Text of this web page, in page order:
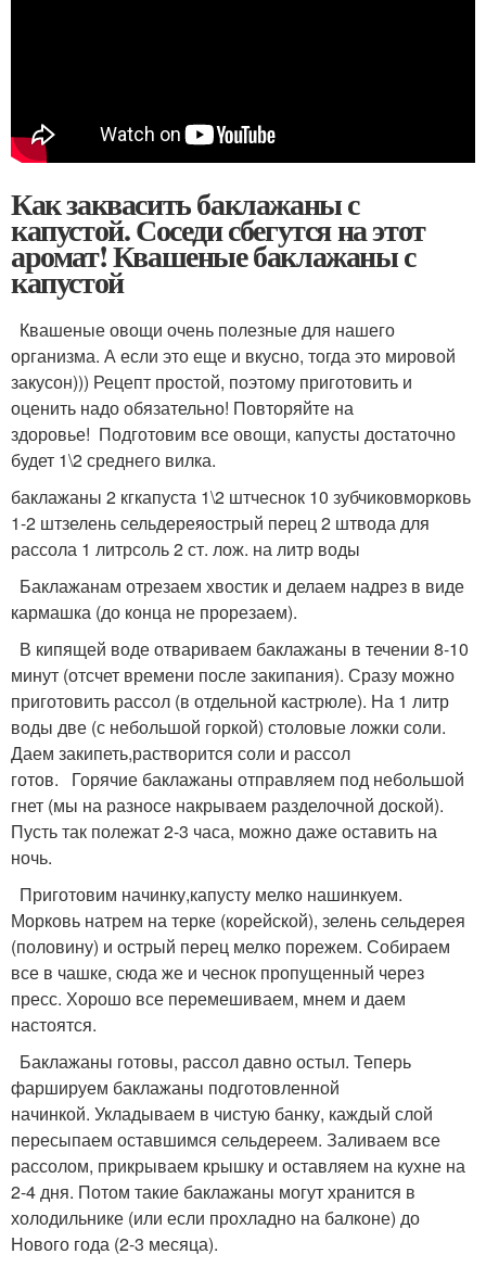
Как заквасить баклажаны с
капустой. Соседи сбегутся на этот
аромат! Квашеные баклажаны с
капустой
Квашеные овощи очень полезные для нашего
организма. А если это еще и вкусно, тогда это мировой
закусон))) Рецепт простой, поэтому приготовить и
оценить надо обязательно! Повторяйте на
здоровье! Подготовим все овощи, капусты достаточно
будет 1\2 среднего вилка.
баклажаны 2 кгкапуста 1\2 штчеснок 10 зубчиковморковь
1-2 штзелень сельдереяострый перец 2 штвода для
рассола 1 литрсоль 2 ст. лож. на литр воды
Баклажанам отрезаем хвостик и делаем надрез в виде
кармашка (до конца не прорезаем).
В кипящей воде отвариваем баклажаны в течении 8-10
минут (отсчет времени после закипания). Сразу можно
приготовить рассол (в отдельной кастрюле). На 1 литр
воды две (с небольшой горкой) столовые ложки соли.
Даем закипеть,растворится соли и рассол
готов. Горячие баклажаны отправляем под небольшой
гнет (мы на разносе накрываем разделочной доской).
Пусть так полежат 2-3 часа, можно даже оставить на
ночь.
Приготовим начинку,капусту мелко нашинкуем.
Морковь натрем на терке (корейской), зелень сельдерея
(половину) и острый перец мелко порежем. Собираем
все в чашке, сюда же и чеснок пропущенный через
пресс. Хорошо все перемешиваем, мнем и даем
настоятся.
Баклажаны готовы, рассол давно остыл. Теперь
фаршируем баклажаны подготовленной
начинкой. Укладываем в чистую банку, каждый слой
пересыпаем оставшимся сельдереем. Заливаем все
рассолом, прикрываем крышку и оставляем на кухне на
2-4 дня. Потом такие баклажаны могут хранится в
холодильнике (или если прохладно на балконе) до
Нового года (2-3 месяца).